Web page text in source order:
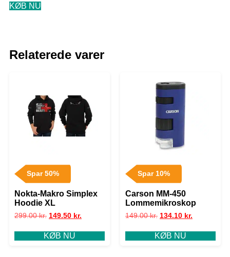
KØB NU
Relaterede varer
Spar 50%
Nokta-Makro Simplex
Hoodie XL
299.00kr. 149.50 kr.
KØB NU
Spar 10%
Carson MM-450
Lommemikroskop
149.00kr. 134.10 kr.
KØB NU